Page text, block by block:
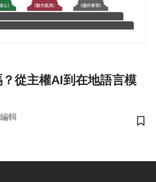
從主權AI到在地語言模
輯
儲